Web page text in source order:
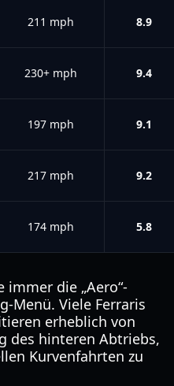
211 mph 8.9
230+ mph 9.4
197 mph 9.1
217 mph 9.2
174 mph 5.8
immer die „Aero“-
Menü. Viele Ferraris
erheblich von
des hinteren Abtriebs,
Kurvenfahrten zu